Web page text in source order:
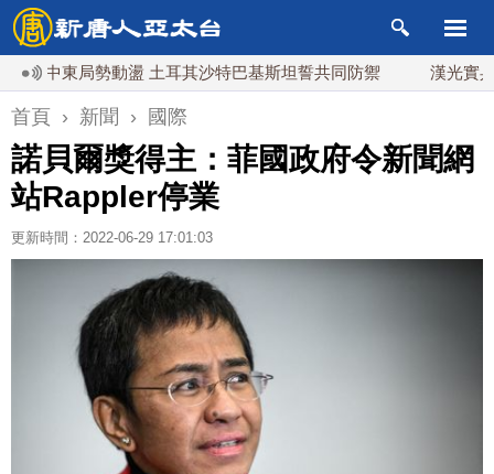
東局勢動盪 土耳其沙特巴基斯坦誓共同防禦 漢光實兵濱海
首頁 › 新聞 › 國際
諾貝爾獎得主：菲國政府令新聞網
站Rappler停業
更新時間：2022-06-29 17:01:03